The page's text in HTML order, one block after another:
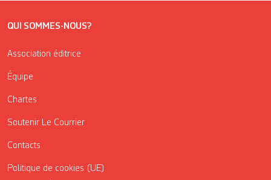
QUI SOMMES-NOUS?
Association éditrice
Équipe
Chartes
Soutenir Le Courrier
Contacts
Politique de cookies (UE)